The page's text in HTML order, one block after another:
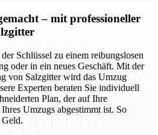
– mit professioneller
Schlüssel zu einem reibungslosen
oder in ein neues Geschäft. Mit der
von Salzgitter wird das Umzug
Experten beraten Sie individuell
Plan, der auf Ihre
Umzugs abgestimmt ist. So